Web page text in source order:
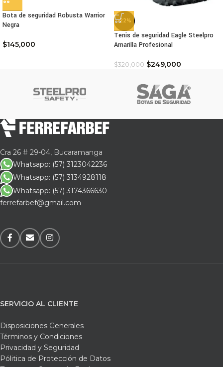
Bota de seguridad Robusta Warrior
Negra
$145,000
-22%
Tenis de seguridad Eagle Steelpro
Amarilla Profesional
$320,000 $249,000
Cra 26 # 29-04, Bucaramanga
Whatsapp: (57) 3123042236
Whatsapp: (57) 3134928118
Whatsapp: (57) 3174366630
ferrefarbef@gmail.com
SERVICIO AL CLIENTE
Disposiciones Generales
Términos y Condiciones
Privacidad y Seguridad
Pólitica de Protección de Datos